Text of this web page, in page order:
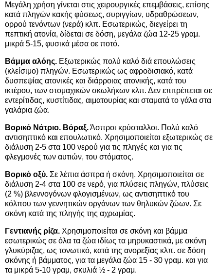
Μεγάλη χρήση γίνεται στις χειρουργικές επεμβάσεις, επίσης
κατά πληγών κακής φύσεως, συριγγίων, υδραθρώσεων,
ορρού τενόντων (νερά) κλπ. Εσωτερικώς, διεγείρει τη
πεπτική ατονία, δίδεται σε δόση, μεγάλα ζώα 12-25 γραμ.
μικρά 5-15, φυσικά μέσα οε ποτό.
Βάμμα αλόης. Εξωτερικώς πολύ καλό διά επουλώσεις
(κλείσιμο) πληγών. Εσωτερικώς ως αφροδισιακό, κατά
δυσπεψίας ατονικές και διάρροιας ατονικής, κατά του
ικτέρου, των στομαχικών σκωλήκων κλπ. Δεν επιτρέπεται σε
εντερίτιδας, κυστίτιδας, αιματουρίας και σταματά το γάλα στα
γαλάρια ζώα.
Βορικό Νάτριο. Βόραξ.Άσπροι κρύσταλλοι. Πολύ καλό
αντισηπτικό και επουλωτικό. Χρησιμοποιείται εξωτερικώς σε
διάλυση 2-5 στα 100 νερού για τις πληγές και για τις
φλεγμονές των αυτιών, του στόματος.
Βορικό οξύ. Σε λέπια άσπρα ή σκόνη. Χρησιμοποιείται σε
διάλυση 2-4 στα 100 σε νερό, για πλύσεις πληγών, πλύσεις
(2 %) βλεννογόνων φλογισμένων, ως αντισηπτικό του
κόλπου των γεννητικών οργάνων των θηλυκών ζώων. Σε
σκόνη κατά της πληγής της αχρωμίας.
Γεντιανής ρίζα. Χρησιμοποιείται σε σκόνη και βάμμα
εσωτερικώς σε όλα τα ζώα ιδίως τα μηρυκαστικά, με σκόνη
γλυκύριζας, ως τονωτικό, κατά της ανορεξίας κλπ. σε δόση
σκόνης ή βάμματος, για τα μεγάλα ζώα 15 - 30 γραμ. και για
τα μικρά 5-10 γραμ, σκυλιά ½ - 2 γραμ.